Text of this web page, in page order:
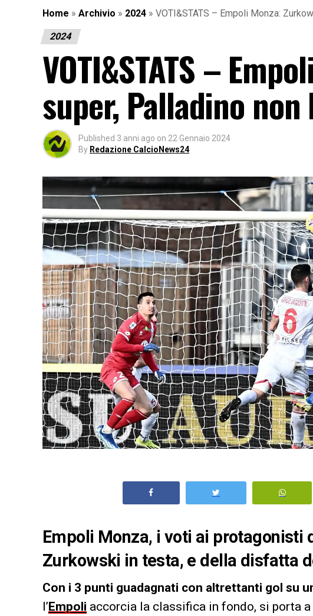
Home » Archivio » 2024 » VOTI&STATS – Empoli Monza:
2024
VOTI&STATS –
super, Palladino
Published 3 anni ago on 22 Gennaio 2024
By Redazione CalcioNews24
Empoli Monza, i voti ai protagonisti
Zurkowski in testa, e della disfatta
Con i 3 punti guadagnati con altrettanti gol su
l’Empoli accorcia la classifica in fondo, si porta a